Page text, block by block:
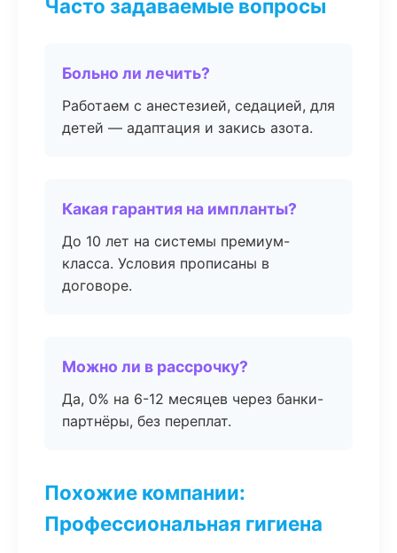
Часто задаваемые вопросы
Больно ли лечить?
Работаем с анестезией, седацией, для
детей — адаптация и закись азота.
Какая гарантия на импланты?
До 10 лет на системы премиум-
класса. Условия прописаны в
договоре.
Можно ли в рассрочку?
Да, 0% на 6-12 месяцев через банки-
партнёры, без переплат.
Похожие компании:
Профессиональная гигиена